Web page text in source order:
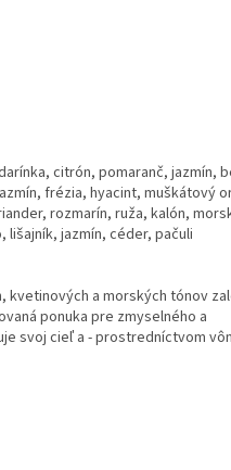
citrón, pomaranč, jazmín,
frézia, hyacint, muškátový
rozmarín, ruža, kalón,
lišajník, jazmín, céder, pačuli
kvetinových a morských tónov
ponuka pre zmyselného a
svoj cieľ a - prostredníctvom